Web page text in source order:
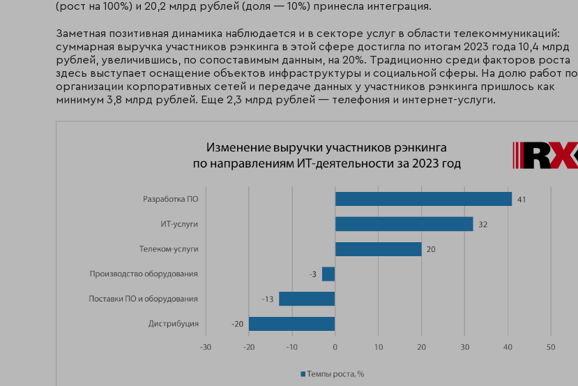
(рост на 100%) и 20,2 млрд рублей (доля — 10%) принесла интеграция.
Заметная позитивная динамика наблюдается и в секторе услуг в области телекоммуникаций:
суммарная выручка участников рэнкинга в этой сфере достигла по итогам 2023 года 10,4 млрд
рублей, увеличившись, по сопоставимым данным, на 20%. Традиционно среди факторов роста
здесь выступает оснащение объектов инфраструктуры и социальной сферы. На долю работ по
организации корпоративных сетей и передаче данных у участников рэнкинга пришлось как
минимум 3,8 млрд рублей. Еще 2,3 млрд рублей — телефония и интернет-услуги.